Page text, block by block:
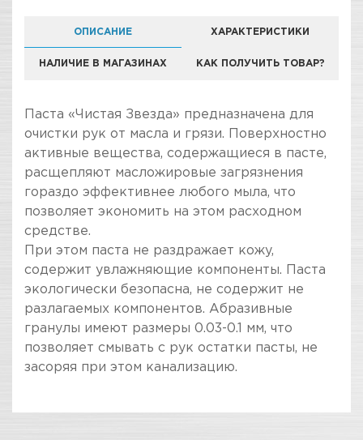
ОПИСАНИЕ ХАРАКТЕРИСТИКИ
НАЛИЧИЕ В МАГАЗИНАХ КАК ПОЛУЧИТЬ ТОВАР?
Паста «Чистая Звезда» предназначена для
очистки рук от масла и грязи. Поверхностно
активные вещества, содержащиеся в пасте,
расщепляют масложировые загрязнения
гораздо эффективнее любого мыла, что
позволяет экономить на этом расходном
средстве.
При этом паста не раздражает кожу,
содержит увлажняющие компоненты. Паста
экологически безопасна, не содержит не
разлагаемых компонентов. Абразивные
гранулы имеют размеры 0.03-0.1 мм, что
позволяет смывать с рук остатки пасты, не
засоряя при этом канализацию.